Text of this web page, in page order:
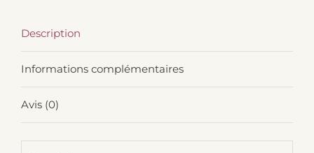
Description
Informations complémentaires
Avis (0)